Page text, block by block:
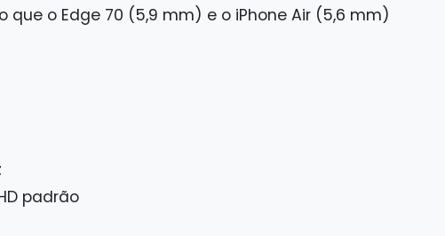
que o Edge 70 (5,9 mm) e o iPhone Air (5,6 mm)
padrão